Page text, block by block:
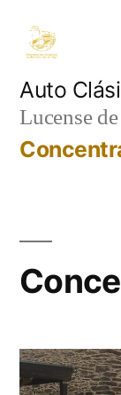
contenido
Auto
Lucense